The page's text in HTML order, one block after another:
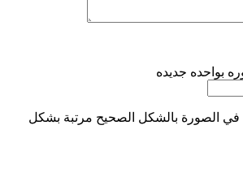
في الصورة بالشكل الصحيح مرتبة بشكل